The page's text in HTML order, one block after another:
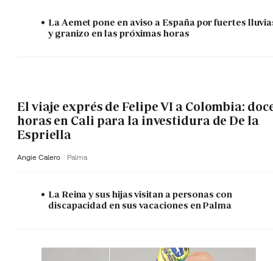
La Aemet pone en aviso a España por fuertes
y granizo en las próximas horas
El viaje exprés de Felipe VI a Colombia:
horas en Cali para la investidura de De la
Espriella
Angie Calero Palma
La Reina y sus hijas visitan a personas con
discapacidad en sus vacaciones en Palma